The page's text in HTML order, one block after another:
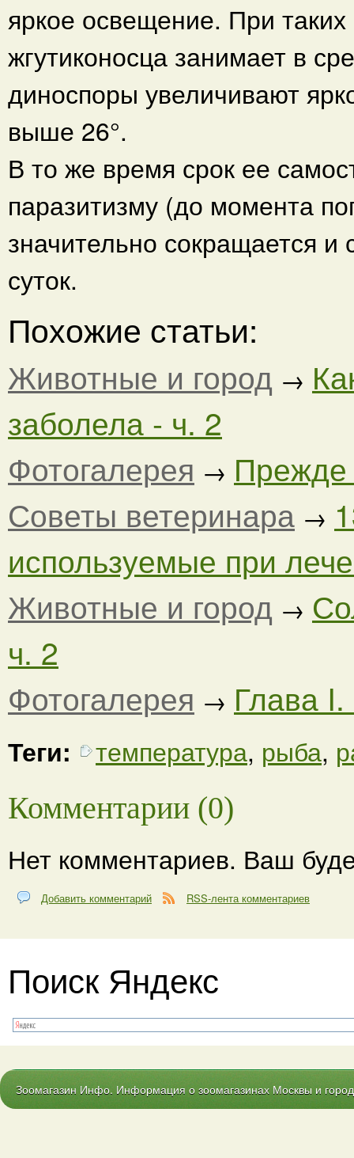
яркое освещение. При
жгутиконосца занимает в
диноспоры увеличивают
выше 26°.
В то же время срок ее
паразитизму (до момента
значительно сокращается и
суток.
Похожие статьи:
Животные и город →
заболела - ч. 2
Фотогалерея → Прежде
Советы ветеринара →
используемые при
Животные и город →
ч. 2
Фотогалерея → Глава
Теги: температура, рыба,
Комментарии (0)
Нет комментариев. Ваш
Добавить комментарий RSS-лента комментариев
Поиск Яндекс
Зоомагазин Инфо. Информация о зоомагазинах Москвы и